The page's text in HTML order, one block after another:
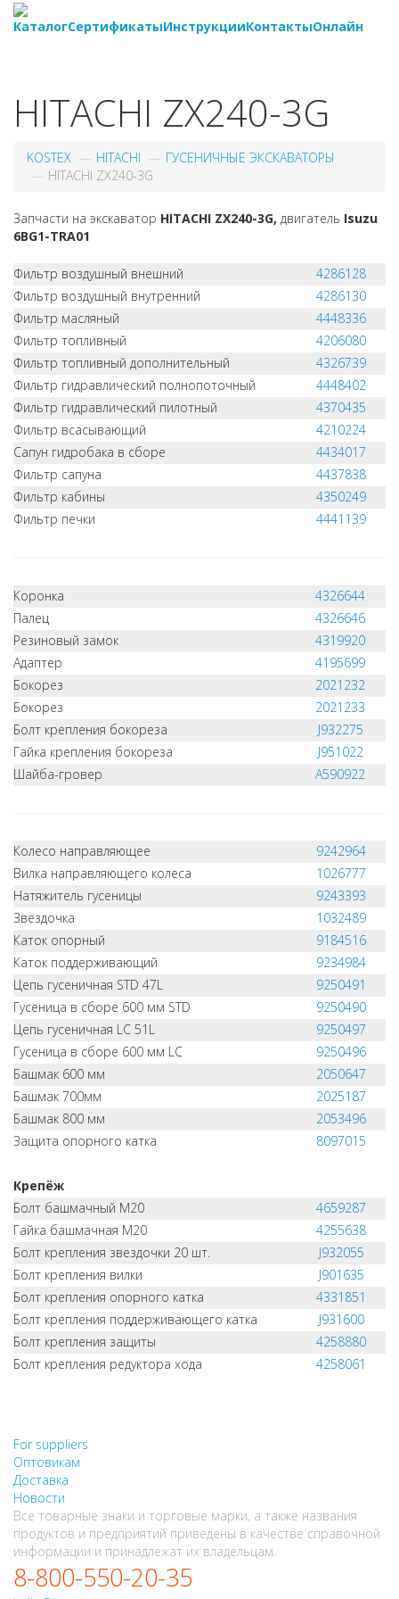
КаталогСертификатыИнструкцииКонтактыОнлайн
HITACHI ZX240-3G
KOSTEX HITACHI
ГУСЕНИЧНЫЕ ЭКСКАВАТОРЫ
HITACHI ZX240-3G
Запчасти на экскаватор HITACHI ZX240-3G, двигатель Isuzu
6BG1-TRA01
Фильтр воздушный внешний
4286128
Фильтр воздушный внутренний
4286130
Фильтр масляный
4448336
Фильтр топливный
4206080
Фильтр топливный дополнительный
4326739
Фильтр гидравлический полнопоточный
4448402
Фильтр гидравлический пилотный
4370435
Фильтр всасывающий
4210224
Сапун гидробака в сборе
4434017
Фильтр сапуна
4437838
Фильтр кабины
4350249
Фильтр печки
4441139
Коронка
4326644
Палец
4326646
Резиновый замок
4319920
Адаптер
4195699
Бокорез
2021232
Бокорез
2021233
Болт крепления бокореза
J932275
Гайка крепления бокореза
J951022
Шайба-гровер
A590922
Колесо направляющее
9242964
Вилка направляющего колеса
1026777
Натяжитель гусеницы
9243393
Звездочка
1032489
Каток опорный
9184516
Каток поддерживающий
9234984
Цепь гусеничная STD 47L
9250491
Гусеница в сборе 600 мм STD
9250490
Цепь гусеничная LC 51L
9250497
Гусеница в сборе 600 мм LC
9250496
Башмак 600 мм
2050647
Башмак 700мм
2025187
Башмак 800 мм
2053496
Защита опорного катка
8097015
Крепёж
Болт башмачный M20
4659287
Гайка башмачная M20
4255638
Болт крепления звездочки 20 шт.
J932055
Болт крепления вилки
J901635
Болт крепления опорного катка
4331851
Болт крепления поддерживающего катка
J931600
Болт крепления защиты
4258880
Болт крепления редуктора хода
4258061
For suppliers
Оптовикам
Доставка
Новости
Все товарные знаки и торговые марки, а также названия
продуктов и предприятий приведены в качестве справочной
информации и принадлежат их владельцам.
8-800-550-20-35